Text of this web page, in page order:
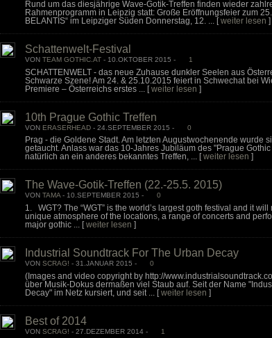
Rund um das diesjährige Wave-Gotik-Treffen finden wieder
Rahmenprogramm in Leipzig statt: Große Eröffnungsfeier zum
BELANTIS“ im Leipziger Süden Donnerstag, 12. ... [weiter lesen ]
Schattenwelt-Festival
VON TEAM GOTHIC.AT - 10.OKTOBER 2015 - 1
SCHATTENWELT - das neue Zuhause dunkler Seelen aus
Schwarze Szene! Am 24. & 25.10.2015 feiert in Schwechat bei
Premiere – Österreichs erstes ... [weiter lesen ]
10th Prague Gothic Treffen
VON ERASERHEAD - 24.SEPTEMBER 2015 - 0
Prag - die Goldene Stadt. Am letzten Augustwochenende wurde
getaucht. Anlass war das 10-Jahres Jubiläum des "Prague
natürlich an ein anderes bekanntes Treffen, ... [weiter lesen ]
The Wave-Gotik-Treffen (22.-25.5. 2015)
VON TAMA - 10.SEPTEMBER 2015 - 0
1. WGT? The “WGT” is the world’s largest goth festival and it
unique atmosphere of the locations, a range of concerts and
major gothic ... [weiter lesen ]
Industrial Soundtrack For The Urban Decay
VON SCRAG! - 31.JANUAR 2015 - 0
(Images and video copyright by http://
über Musik-Dokus dermaßen viel Staub auf. Seit der Name
Decay" im Netz kursiert, und seit ... [weiter lesen ]
Best of 2014
VON SCRAG! - 27.DEZEMBER 2014 - 1